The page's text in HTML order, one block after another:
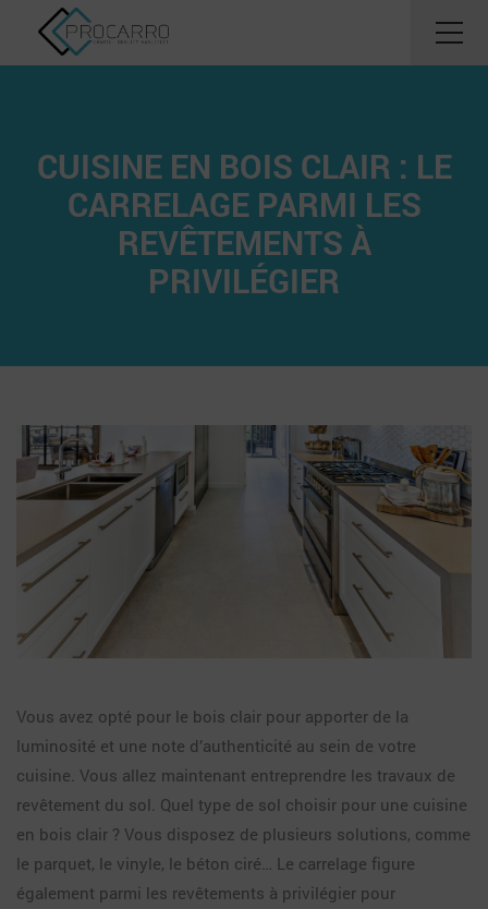
CUISINE EN BOIS CLAIR : LE
CARRELAGE PARMI LES
REVÊTEMENTS À
PRIVILÉGIER
Vous avez opté pour le bois clair pour apporter de la
luminosité et une note d’authenticité au sein de votre
cuisine. Vous allez maintenant entreprendre les travaux de
revêtement du sol. Quel type de sol choisir pour une cuisine
en bois clair ? Vous disposez de plusieurs solutions, comme
le parquet, le vinyle, le béton ciré… Le carrelage figure
également parmi les revêtements à privilégier pour